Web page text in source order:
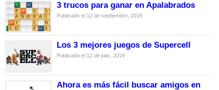
3 trucos para ganar en Apalabrados
Publicado el 12 de septiembre, 2019
Los 3 mejores juegos de Supercell
Publicado el 12 de julio, 2019
Ahora es más fácil buscar amigos en